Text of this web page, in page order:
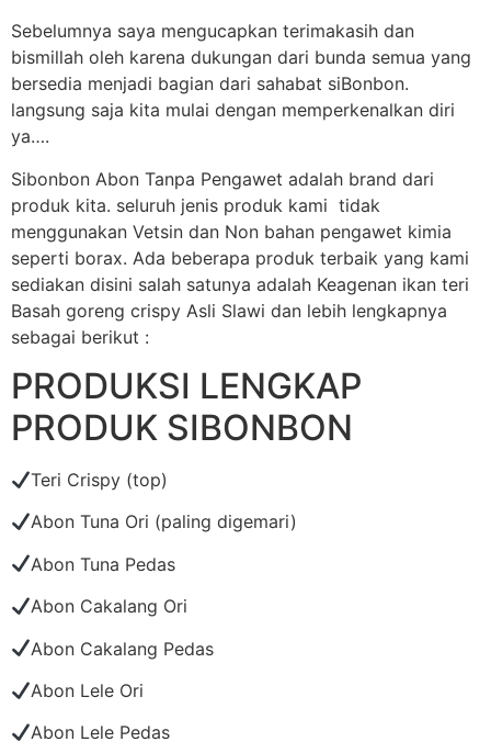
Sebelumnya saya mengucapkan terimakasih dan
bismillah oleh karena dukungan dari bunda semua yang
bersedia menjadi bagian dari sahabat siBonbon.
langsung saja kita mulai dengan memperkenalkan diri
ya….
Sibonbon Abon Tanpa Pengawet adalah brand dari
produk kita. seluruh jenis produk kami tidak
menggunakan Vetsin dan Non bahan pengawet kimia
seperti borax. Ada beberapa produk terbaik yang kami
sediakan disini salah satunya adalah Keagenan ikan teri
Basah goreng crispy Asli Slawi dan lebih lengkapnya
sebagai berikut :
PRODUKSI LENGKAP
PRODUK SIBONBON
Teri Crispy (top)
Abon Tuna Ori (paling digemari)
Abon Tuna Pedas
Abon Cakalang Ori
Abon Cakalang Pedas
Abon Lele Ori
Abon Lele Pedas